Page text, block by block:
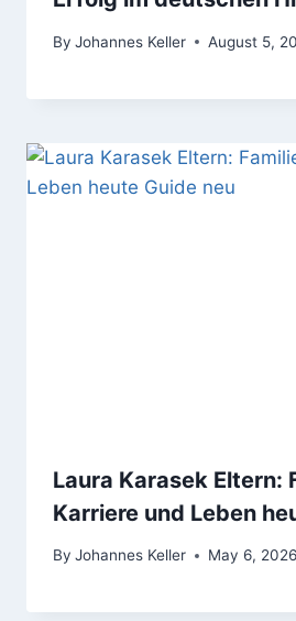
By Johannes Keller August 5,
Laura Karasek Eltern:
Karriere und Leben
By Johannes Keller May 6, 2026